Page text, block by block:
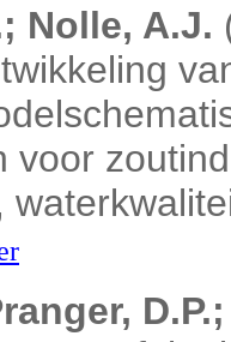
Nolle, A.J.
voor